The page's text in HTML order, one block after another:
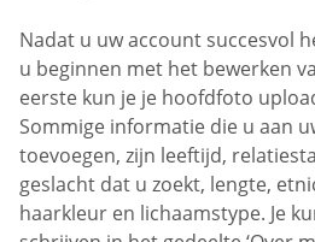
Nadat u uw account succesvol
u beginnen met het bewerken
eerste kun je je hoofdfoto
Sommige informatie die u aan
toevoegen, zijn leeftijd,
geslacht dat u zoekt, lengte,
haarkleur en lichaamstype. Je